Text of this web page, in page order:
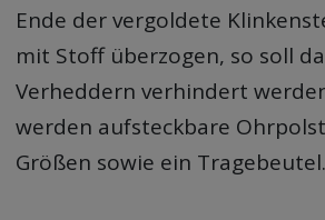
Ende der vergoldete
mit Stoff überzogen, so soll
Verheddern verhindert
werden aufsteckbare
Größen sowie ein Tragebeutel.